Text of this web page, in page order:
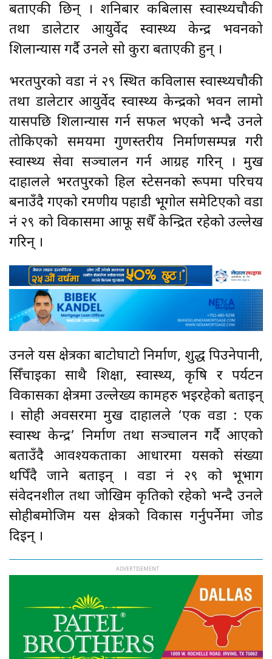
बताएकी छिन् । शनिबार कबिलास स्वास्थ्यचौकी
तथा डालेटार आयुर्वेद स्वास्थ्य केन्द्र भवनको
शिलान्यास गर्दै उनले सो कुरा बताएकी हुन् ।
भरतपुरको वडा नं २९ स्थित कविलास स्वास्थ्यचौकी
तथा डालेटार आयुर्वेद स्वास्थ्य केन्द्रको भवन लामो
प्रयासपछि शिलान्यास गर्न सफल भएको भन्दै उनले
तोकिएको समयमा गुणस्तरीय निर्माणसम्पन्न गरी
स्वास्थ्य सेवा सञ्चालन गर्न आग्रह गरिन् । प्रमुख
दाहालले भरतपुरको हिल स्टेसनको रूपमा परिचय
बनाउँदै गएको रमणीय पहाडी भूगोल समेटिएको वडा
नं २९ को विकासमा आफू सधैँ केन्द्रित रहेको उल्लेख
गरिन् ।
उनले यस क्षेत्रका बाटोघाटो निर्माण, शुद्ध पिउनेपानी,
सिँचाइका साथै शिक्षा, स्वास्थ्य, कृषि र पर्यटन
विकासका क्षेत्रमा उल्लेख्य कामहरु भइरहेको बताइन्
। सोही अवसरमा प्रमुख दाहालले ‘एक वडा : एक
स्वास्थ केन्द्र’ निर्माण तथा सञ्चालन गर्दै आएको
बताउँदै आवश्यकताका आधारमा यसको संख्या
थपिँदै जाने बताइन् । वडा नं २९ को भूभाग
संवेदनशील तथा जोखिम प्रकृतिको रहेको भन्दै उनले
सोहीबमोजिम यस क्षेत्रको विकास गर्नुपर्नेमा जोड
दिइन् ।